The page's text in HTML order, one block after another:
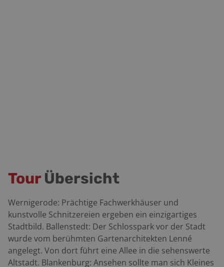
Tour Übersicht
Wernigerode: Prächtige Fachwerkhäuser und
kunstvolle Schnitzereien ergeben ein einzigartiges
Stadtbild. Ballenstedt: Der Schlosspark vor der Stadt
wurde vom berühmten Gartenarchitekten Lenné
angelegt. Von dort führt eine Allee in die sehenswerte
Altstadt. Blankenburg: Ansehen sollte man sich Kleines